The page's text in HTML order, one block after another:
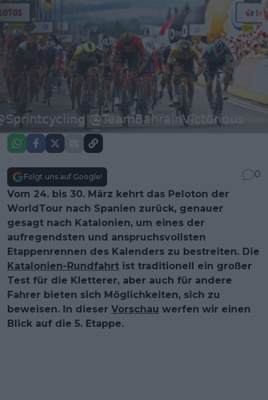
Folgt uns auf Google!
0
Vom 24. bis 30. März kehrt das Peloton der
WorldTour nach Spanien zurück, genauer
gesagt nach Katalonien, um eines der
aufregendsten und anspruchsvollsten
Etappenrennen des Kalenders zu bestreiten. Die
Katalonien-Rundfahrt ist traditionell ein großer
Test für die Kletterer, aber auch für andere
Fahrer bieten sich Möglichkeiten, sich zu
beweisen. In dieser Vorschau werfen wir einen
Blick auf die 5. Etappe.